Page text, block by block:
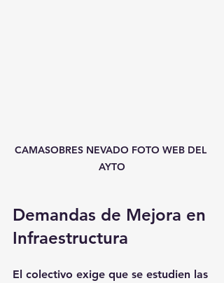
CAMASOBRES NEVADO FOTO WEB DEL
AYTO
Demandas de Mejora en
Infraestructura
El colectivo exige que se estudien las